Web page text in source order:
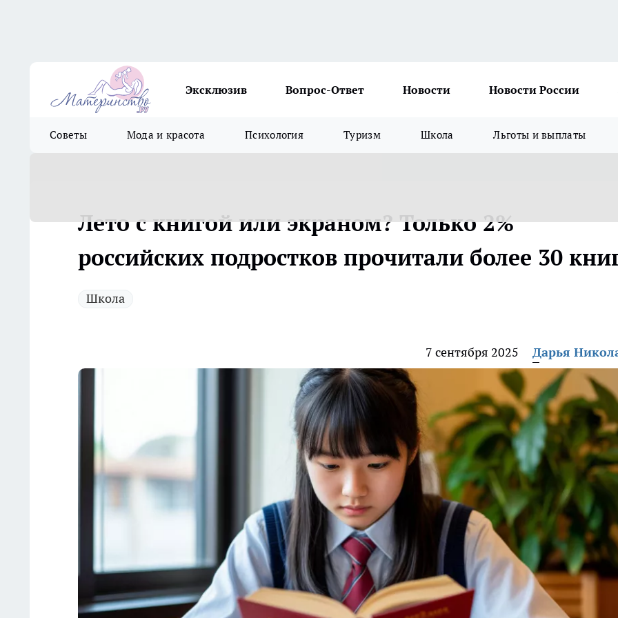
Эксклюзив Вопрос-Ответ Новости Новости России
Советы Мода и красота Психология Туризм Школа Льготы и выплаты
Лето с книгой или экраном? Только 2%
российских подростков прочитали более 30
Школа
7 сентября 2025 Дарья